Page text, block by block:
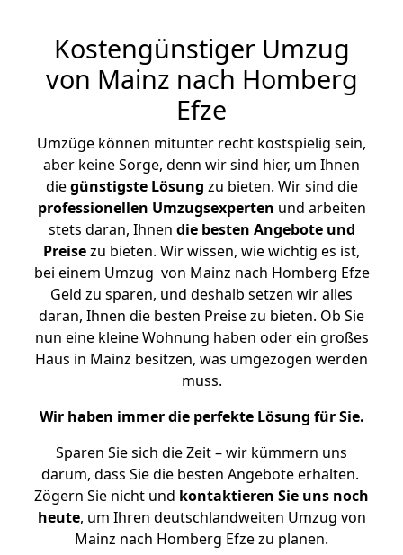
Kostengünstiger Umzug
von Mainz nach Homberg
Efze
Umzüge können mitunter recht kostspielig sein,
aber keine Sorge, denn wir sind hier, um Ihnen
diegünstigste Lösung zu bieten. Wir sind die
professionellen Umzugsexperten und arbeiten
stets daran, Ihnen die besten Angebote und
Preisezu bieten. Wir wissen, wie wichtig es ist,
bei einem Umzug von Mainz nach Homberg Efze
Geld zu sparen, und deshalb setzen wir alles
daran, Ihnen die besten Preise zu bieten. Ob Sie
nun eine kleine Wohnung haben oder ein großes
Haus in Mainz besitzen, was umgezogen werden
muss.
Wir haben immer die perfekte Lösung für Sie.
Sparen Sie sich die Zeit – wir kümmern uns
darum, dass Sie die besten Angebote erhalten.
Zögern Sie nicht und kontaktieren Sie uns noch
heute, um Ihren deutschlandweiten Umzug von
Mainz nach Homberg Efze zu planen.